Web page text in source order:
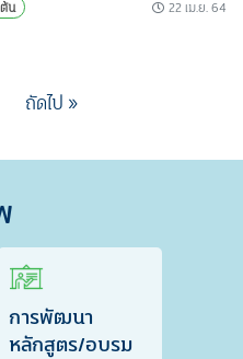
น 22 เม.ย. 64
ถัดไป »
การพัฒนา
หลักสูตร/อบรม